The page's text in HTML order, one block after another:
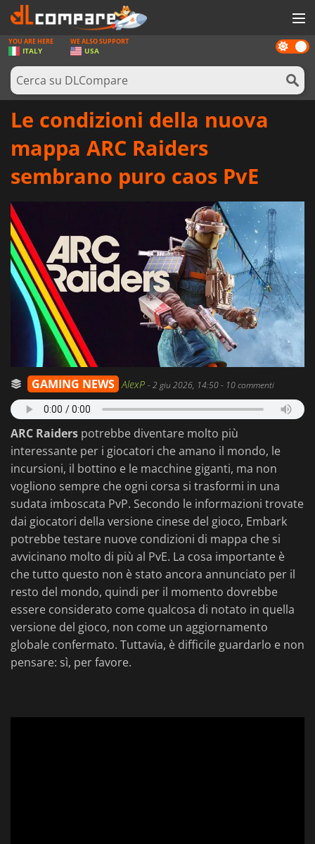
GIOCHI
PREPAGATE
SOFTWARE
HARDWARE
ACCEDI O REGISTRATI
Dark
mode
YOU ARE HERE
ITALY
WE ALSO SUPPORT
USA
Le condizioni della nuova
mappa ARC Raiders
sembrano puro caos PvE
GAMING NEWS AlexP -2 giu 2026, 14:50- 10 commenti
ARC Raiders potrebbe diventare molto più
interessante per i giocatori che amano il mondo, le
incursioni, il bottino e le macchine giganti, ma non
vogliono sempre che ogni corsa si trasformi in una
sudata imboscata PvP. Secondo le informazioni trovate
dai giocatori della versione cinese del gioco, Embark
potrebbe testare nuove condizioni di mappa che si
avvicinano molto di più al PvE. La cosa importante è
che tutto questo non è stato ancora annunciato per il
resto del mondo, quindi per il momento dovrebbe
essere considerato come qualcosa di notato in quella
versione del gioco, non come un aggiornamento
globale confermato. Tuttavia, è difficile guardarlo e non
pensare: sì, per favore.